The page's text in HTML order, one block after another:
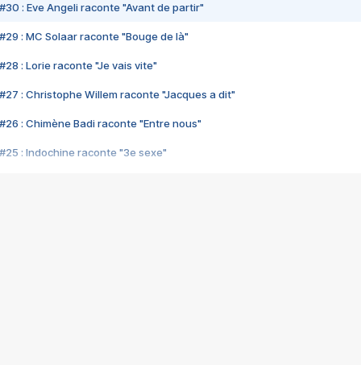
#30 : Eve Angeli raconte "Avant de partir"
#29 : MC Solaar raconte "Bouge de là"
#28 : Lorie raconte "Je vais vite"
#27 : Christophe Willem raconte "Jacques a dit"
#26 : Chimène Badi raconte "Entre nous"
#25 : Indochine raconte "3e sexe"